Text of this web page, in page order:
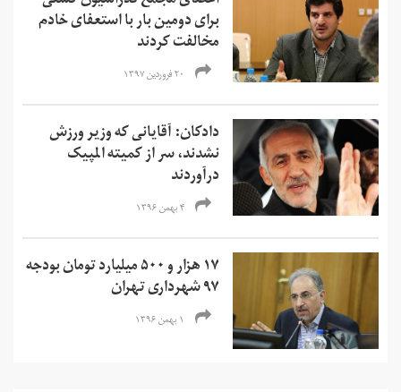
برای دومین بار با استعفای خادم
مخالفت کردند
۲۰ فروردین ۱۳۹۷
دادکان: آقایانی که وزیر ورزش
نشدند، سر از کمیته المپیک
درآوردند
۴ بهمن ۱۳۹۶
۱۷ هزار و ۵۰۰ میلیارد تومان بودجه
۹۷ شهرداری تهران
۱ بهمن ۱۳۹۶